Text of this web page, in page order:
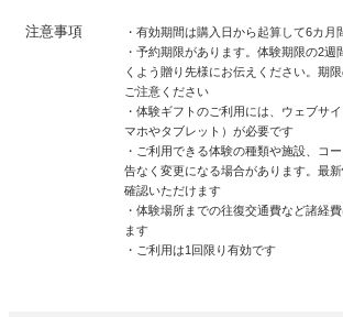
注意事項
・有効期間は購入日から起算して6カ月
・予約期限があります。体験期限の2
くよう贈り先様にお伝えください。期
ご注意ください
・体験ギフトのご利用には、ウェブサ
マホやタブレット）が必要です
・ご利用できる体験の種類や施設、コ
告なく変更になる場合があります。最
確認いただけます
・体験場所までの往復交通費など諸経
ます
・ご利用は1回限り有効です